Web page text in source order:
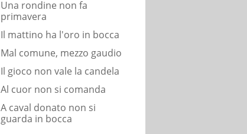
Una rondine non fa
primavera
Il mattino ha l'oro in bocca
Mal comune, mezzo gaudio
Il gioco non vale la candela
Al cuor non si comanda
A caval donato non si
guarda in bocca